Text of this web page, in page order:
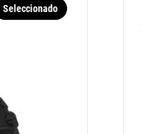
Seleccionado